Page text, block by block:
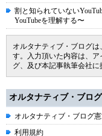
割と知られていない
YouTubeを理解する〜
オルタナティブ・ブログ
す。入力頂いた内容は、
グ、及び本記事執筆会社に
オルタナティブ・ブロ
オルタナティブ・ブログ
利用規約